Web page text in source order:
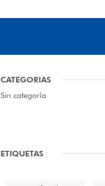
CATEGORIAS
Sin categoría
ETIQUETAS